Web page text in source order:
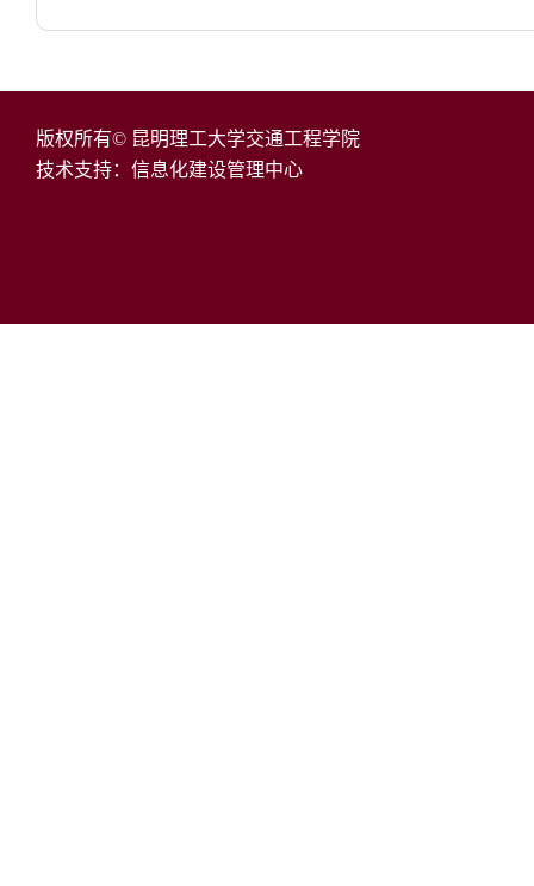
版权所有© 昆明理工大学交通工程学院
技术支持：信息化建设管理中心